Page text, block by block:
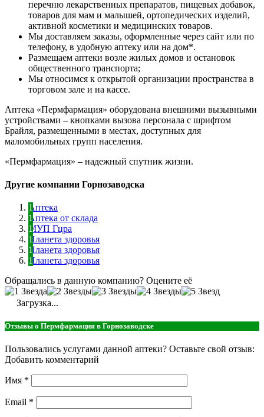
перечню лекарственных препаратов, пищевых добавок,
товаров для мам и малышей, ортопедических изделий,
активной косметики и медицинских товаров.
Мы доставляем заказы, оформленные через сайт или по
телефону, в удобную аптеку или на дом*.
Размещаем аптеки возле жилых домов и остановок
общественного транспорта;
Мы относимся к открытой организации пространства в
торговом зале и на кассе.
Аптека «Пермфармация» оборудована внешними вызывными
устройствами – кнопками вызова персонала с шрифтом
Брайля, размещенными в местах, доступных для
маломобильных групп населения.
«Пермфармация» – надежный спутник жизни.
Другие компании Горнозаводска
Аптека
Аптека от склада
МУП Гцра
Планета здоровья
Планета здоровья
Планета здоровья
Обращались в данную компанию? Оцените её
Загрузка...
Отзывы о Пермфармация в Горнозаводске
Пользовались услугами данной аптеки? Оставьте свой отзыв:
Добавить комментарий
Имя *
Email *